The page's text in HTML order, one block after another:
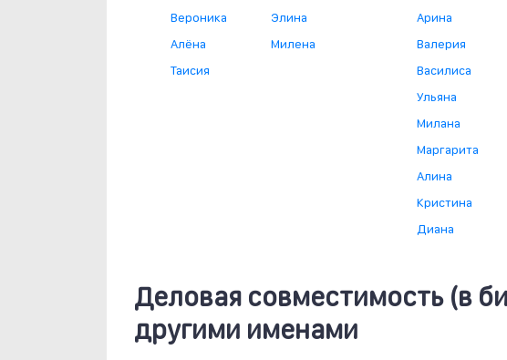
Вероника
Алёна
Таисия
Элина
Милена
Арина
Валерия
Василиса
Ульяна
Милана
Маргарита
Алина
Кристина
Диана
Деловая совместимость (в
другими именами